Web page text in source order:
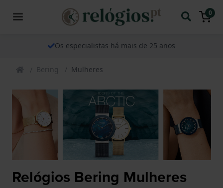
0
Os especialistas há mais de 25 anos
Bering Mulheres
Relógios Bering Mulheres